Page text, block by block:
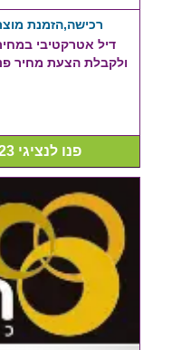
רכישה,הזמנת
דיל אטרקטיבי
ולקבלת הצעת מחיר פנה לנציג 123 מזל
פנו לנציגי 123 מזל טוב-046112340